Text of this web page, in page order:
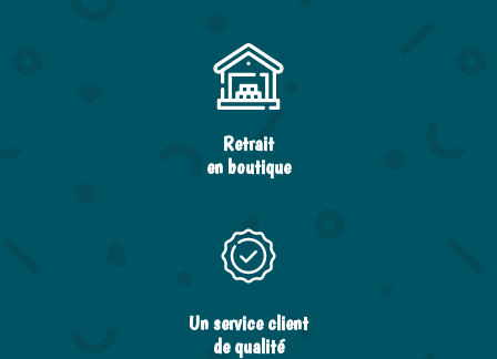
Retrait
en boutique
Un service client
de qualité